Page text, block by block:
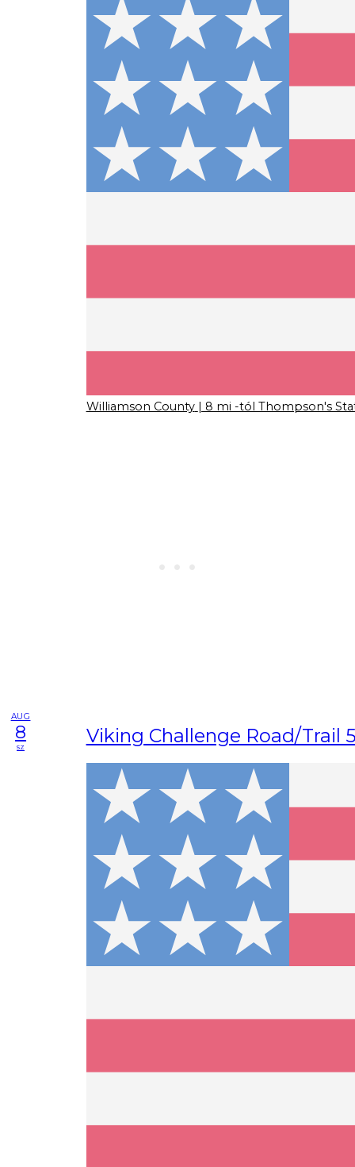
Williamson County | 8 mi -tól Thompson's
AUG
8
sz Viking Challenge Road/Trail